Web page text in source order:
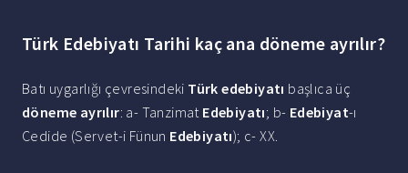
Türk Edebiyatı Tarihi kaç ana döneme ayrılır?
Batı uygarlığı çevresindeki Türk edebiyatı başlıca üç
döneme ayrılır: a- Tanzimat Edebiyatı; b- Edebiyat-ı
Cedide (Servet-i Fünun Edebiyatı); c- XX.